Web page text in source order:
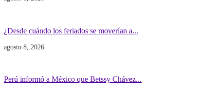
¿Desde cuándo los feriados se moverían a...
agosto 8, 2026
Perú informó a México que Betssy Chávez...